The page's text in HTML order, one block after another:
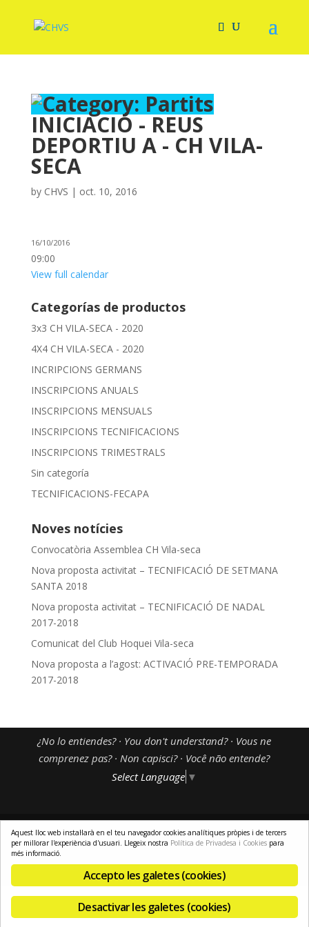
INICIACIÓ - REUS
DEPORTIU A - CH VILA-
SECA
by CHVS | oct. 10, 2016
16/10/2016
09:00
View full calendar
Categorías de productos
3x3 CH VILA-SECA - 2020
4X4 CH VILA-SECA - 2020
INCRIPCIONS GERMANS
INSCRIPCIONS ANUALS
INSCRIPCIONS MENSUALS
INSCRIPCIONS TECNIFICACIONS
INSCRIPCIONS TRIMESTRALS
Sin categoría
TECNIFICACIONS-FECAPA
Noves notícies
Convocatòria Assemblea CH Vila-seca
Nova proposta activitat – TECNIFICACIÓ DE SETMANA
SANTA 2018
Nova proposta activitat – TECNIFICACIÓ DE NADAL
2017-2018
Comunicat del Club Hoquei Vila-seca
Nova proposta a l’agost: ACTIVACIÓ PRE-TEMPORADA
2017-2018
¿No lo entiendes? · You don't understand? · Vous ne
comprenez pas? · Non capisci? · Você não entende?
Select Language ▼
Avís Legal Política de Privadesa i Cookies
-
Enviaments i Devolucions-Resolució de Litigis-El meu Compte
Aquest lloc web instal·larà en el teu navegador cookies analítiques pròpies i de tercers
per millorar l'experiència d'usuari. Llegeix nostra Política de Privadesa i Cookies para
més informació.
Accepto les galetes (cookies)
Desactivar les galetes (cookies)